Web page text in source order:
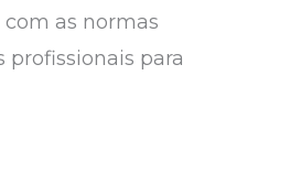
as normas
profissionais para